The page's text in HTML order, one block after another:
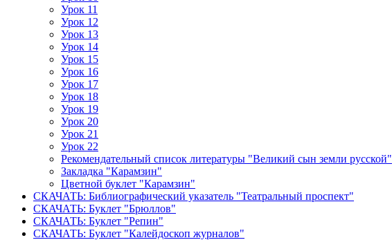
Урок 11
Урок 12
Урок 13
Урок 14
Урок 15
Урок 16
Урок 17
Урок 18
Урок 19
Урок 20
Урок 21
Урок 22
Рекомендательный список литературы "Великий сын земли русской"
Закладка "Карамзин"
Цветной буклет "Карамзин"
СКАЧАТЬ: Библиографический указатель "Театральный проспект"
СКАЧАТЬ: Буклет "Брюллов"
СКАЧАТЬ: Буклет "Репин"
СКАЧАТЬ: Буклет "Калейдоскоп журналов"